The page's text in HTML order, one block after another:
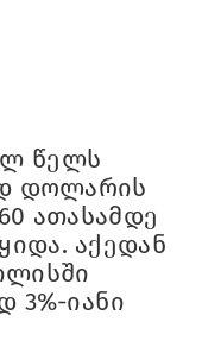
წელს
დოლარის
ათასამდე
აქედან
3%-იანი